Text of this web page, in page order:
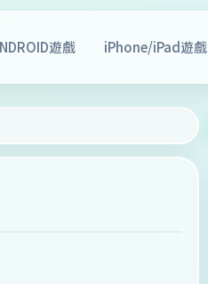
遊戲 iPhone/iPad遊戲